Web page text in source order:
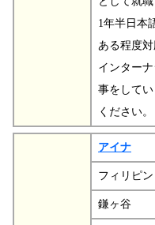
1年半日本
ある程度対
インター
事をして
ください。
アイナ
フィリピン
鎌ヶ谷